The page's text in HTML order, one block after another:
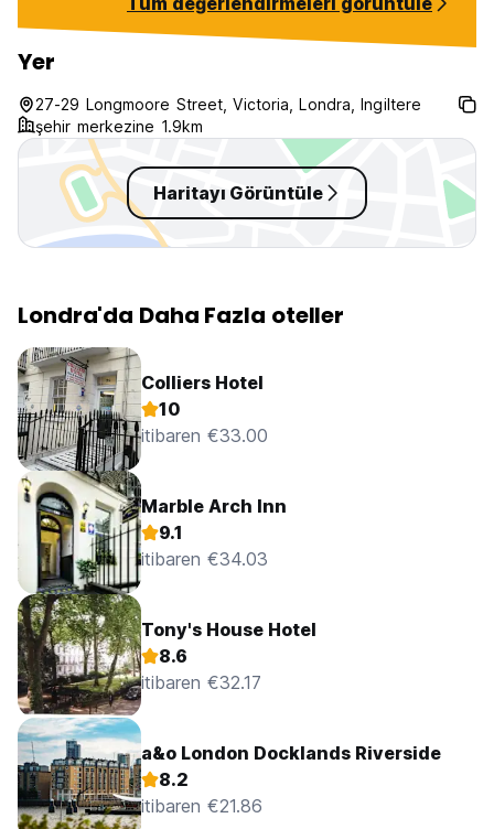
Yer
27-29 Longmoore Street, Victoria, Londra, Ingiltere
şehir merkezine 1.9km
Haritayı Görüntüle
Londra'da Daha Fazla oteller
Colliers Hotel
10
itibaren €33.00
Marble Arch Inn
9.1
itibaren €34.03
Tony's House Hotel
8.6
itibaren €32.17
a&o London Docklands Riverside
8.2
itibaren €21.86